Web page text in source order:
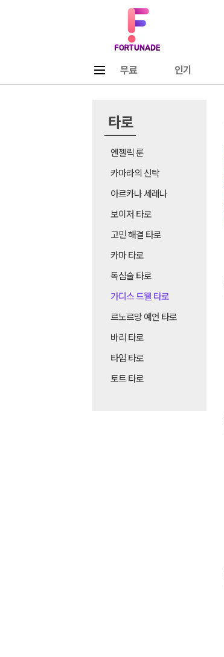
무료 인기
타로
엔젤릭 룬
카마라의 신탁
아르카나 세레나
보이저 타로
고민 해결 타로
카마 타로
독심술 타로
가디스 드웰 타로
르노르망 예언 타로
바리 타로
타임 타로
토트 타로